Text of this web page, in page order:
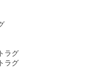
ラグ
ラグ